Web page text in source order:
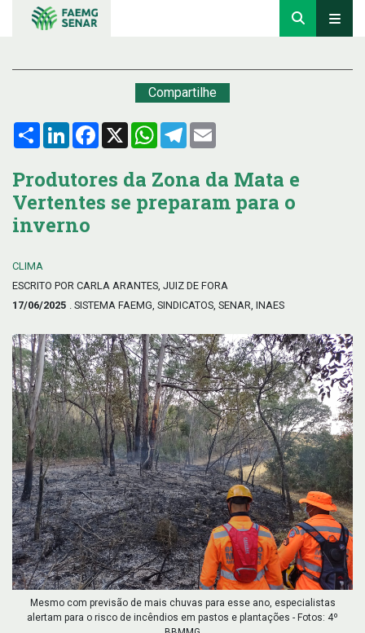
Compartilhe
Compartilhar
LinkedInFacebook
X WhatsApp
Telegram
Produtores da Zona da Mata e
Vertentes se preparam para o
inverno
CLIMA
ESCRITO POR CARLA ARANTES, JUIZ DE FORA
17/06/2025 . SISTEMA FAEMG, SINDICATOS, SENAR, INAES
Mesmo com previsão de mais chuvas para esse ano, especialistas
alertam para o risco de incêndios em pastos e plantações - Fotos: 4º